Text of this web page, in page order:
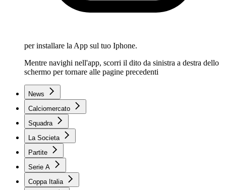
per installare la App sul tuo Iphone.
Mentre navighi nell'app, scorri il dito da sinistra a destra dello
schermo per tornare alle pagine precedenti
News
Calciomercato
Squadra
La Societa
Partite
Serie A
Coppa Italia